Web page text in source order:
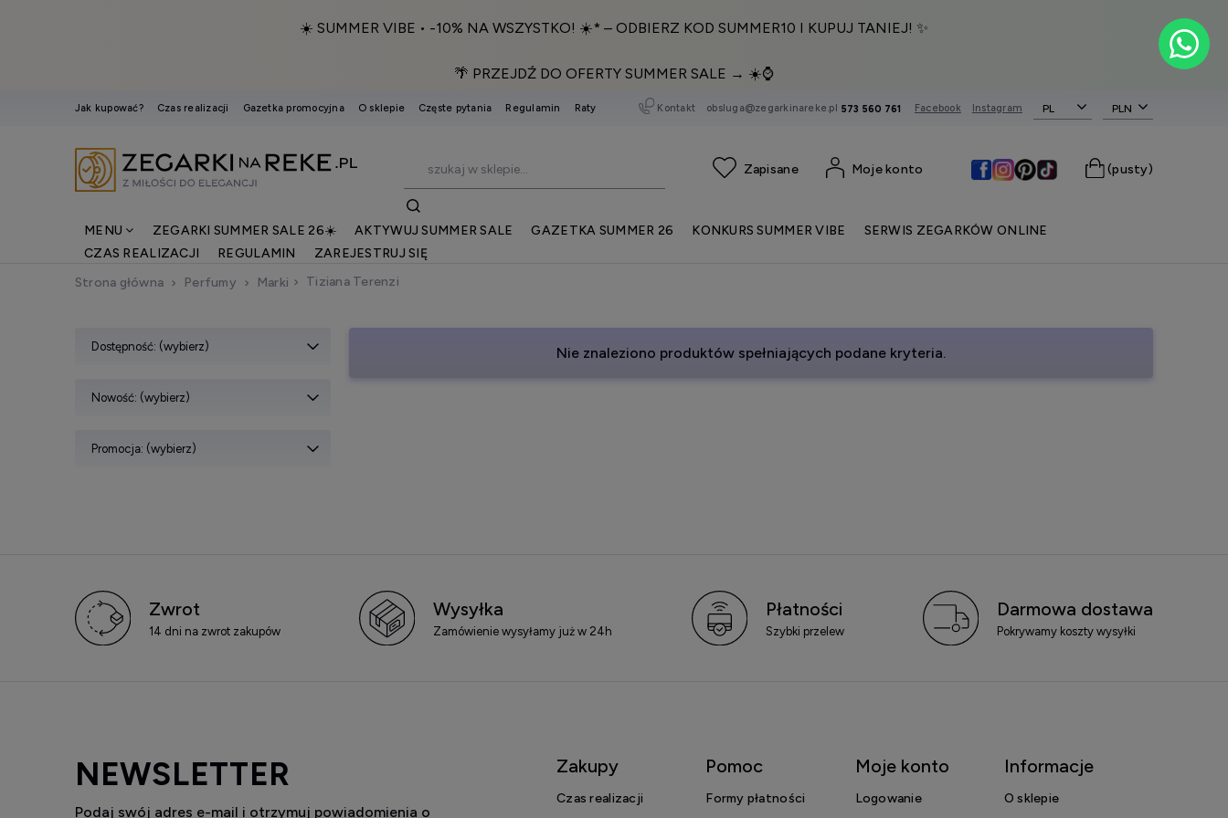
☀️ SUMMER VIBE • -10% NA WSZYSTKO! ☀️* – ODBIERZ KOD SUMMER10 I KUPUJ TANIEJ! ✨
🌴 PRZEJDŹ DO OFERTY SUMMER SALE → ☀️⌚️
Jak kupować? Czas realizacji Gazetka promocyjna O sklepie Częste pytania Regulamin Raty Kontakt obsluga@zegarkinareke.pl 573 560 761 Facebook Instagram PL
(pusty)
Moje konto
MENU ZEGARKI SUMMER SALE 26☀️ AKTYWUJ SUMMER SALE GAZETKA SUMMER 26 KONKURS SUMMER VIBE
SERWIS ZEGARKÓW ONLINE
CZAS REALIZACJI
REGULAMIN
ZAREJESTRUJ SIĘ
Strona główna
Perfumy Marki Tiziana Terenzi
Dostępność: (wybierz)
Nowość: (wybierz)
Promocja: (wybierz)
Nie znaleziono produktów spełniających podane kryteria.
Zwrot
14 dni na zwrot zakupów
Wysyłka
Zamówienie wysyłamy już w 24h
Płatności
Szybki przelew
Darmowa dostawa
Pokrywamy koszty wysyłki
NEWSLETTER
Podaj swój adres e-mail i otrzymuj powiadomienia o
Zakupy
Czas realizacji
Pomoc
Formy płatności
Moje konto
Logowanie
Informacje
O sklepie